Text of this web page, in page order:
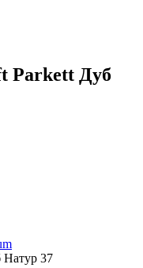
Parkett Дуб
Натур 37